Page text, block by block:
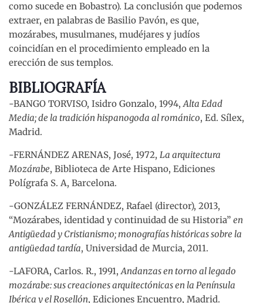
como sucede en Bobastro). La conclusión que podemos
extraer, en palabras de Basilio Pavón, es que,
mozárabes, musulmanes, mudéjares y judíos
coincidían en el procedimiento empleado en la
erección de sus templos.
BIBLIOGRAFÍA
-BANGO TORVISO, Isidro Gonzalo, 1994,Alta Edad
Media; de la tradición hispanogoda al románico, Ed. Sílex,
Madrid.
-FERNÁNDEZ ARENAS, José, 1972, La arquitectura
Mozárabe, Biblioteca de Arte Hispano, Ediciones
Polígrafa S. A, Barcelona.
-GONZÁLEZ FERNÁNDEZ, Rafael (director), 2013,
“Mozárabes, identidad y continuidad de su Historia” en
Antigüedad y Cristianismo; monografías históricas sobre la
antigüedad tardía, Universidad de Murcia, 2011.
-LAFORA, Carlos. R., 1991,Andanzas en torno al legado
mozárabe: sus creaciones arquitectónicas en la Península
Ibérica y el Rosellón, Ediciones Encuentro, Madrid.